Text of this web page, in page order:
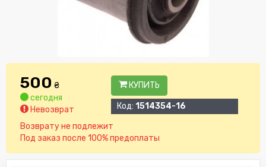
500 ₴
сегодня
Невозврат
КУПИТЬ
Код: 1514354-16
Возврату не подлежит
Под заказ после 100% предоплаты